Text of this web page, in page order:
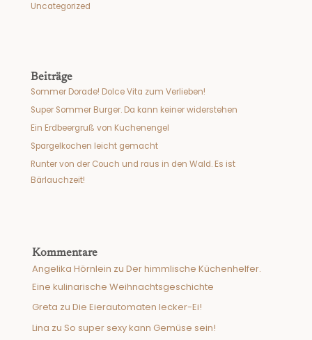
Uncategorized
Beiträge
Sommer Dorade! Dolce Vita zum Verlieben!
Super Sommer Burger. Da kann keiner widerstehen
Ein Erdbeergruß von Kuchenengel
Spargelkochen leicht gemacht
Runter von der Couch und raus in den Wald. Es ist
Bärlauchzeit!
Kommentare
Angelika Hörnlein zu Der himmlische Küchenhelfer.
Eine kulinarische Weihnachtsgeschichte
Greta zu Die Eierautomaten lecker-Ei!
Lina zu So super sexy kann Gemüse sein!